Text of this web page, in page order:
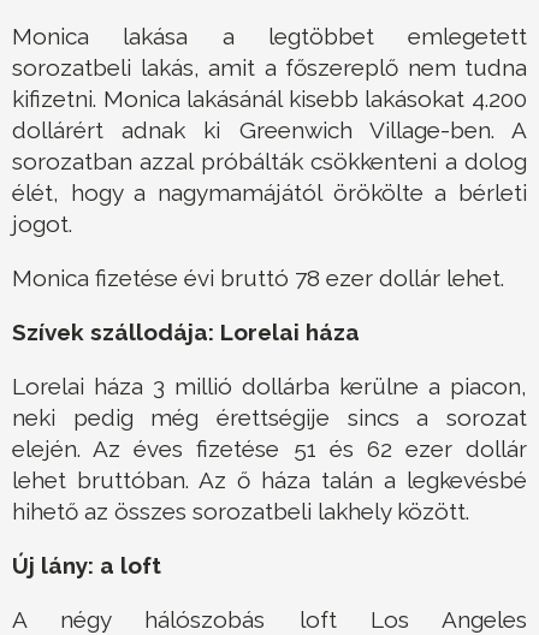
Monica lakása a legtöbbet emlegetett
sorozatbeli lakás, amit a főszereplő nem tudna
kifizetni. Monica lakásánál kisebb lakásokat 4.200
dollárért adnak ki Greenwich Village-ben. A
sorozatban azzal próbálták csökkenteni a dolog
élét, hogy a nagymamájától örökölte a bérleti
jogot.
Monica fizetése évi bruttó 78 ezer dollár lehet.
Szívek szállodája: Lorelai háza
Lorelai háza 3 millió dollárba kerülne a piacon,
neki pedig még érettségije sincs a sorozat
elején. Az éves fizetése 51 és 62 ezer dollár
lehet bruttóban. Az ő háza talán a legkevésbé
hihető az összes sorozatbeli lakhely között.
Új lány: a loft
A négy hálószobás loft Los Angeles